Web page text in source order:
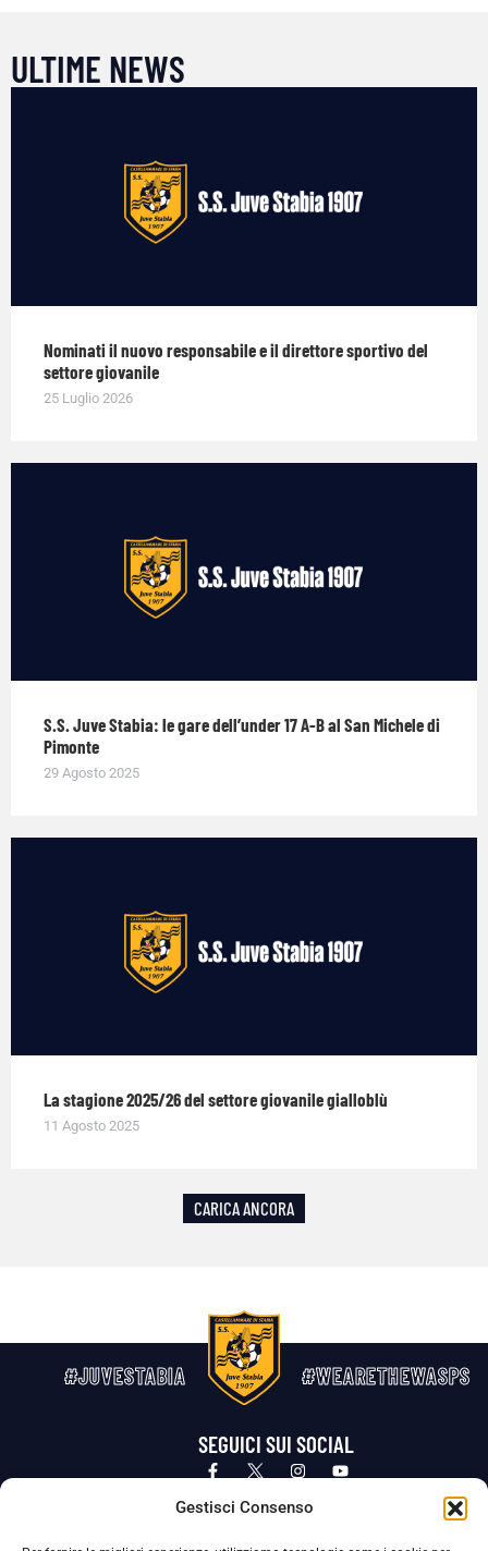
Gestisci Consenso
ULTIME NEWS
Nominati il nuovo responsabile e il direttore sportivo del
settore giovanile
25 Luglio 2026
S.S. Juve Stabia: le gare dell’under 17 A-B al San Michele di
Pimonte
29 Agosto 2025
La stagione 2025/26 del settore giovanile gialloblù
11 Agosto 2025
CARICA ANCORA
#JUVESTABIA #WEARETHEWASPS
SEGUICI SUI SOCIAL
Privacy Policy Cookie Policy